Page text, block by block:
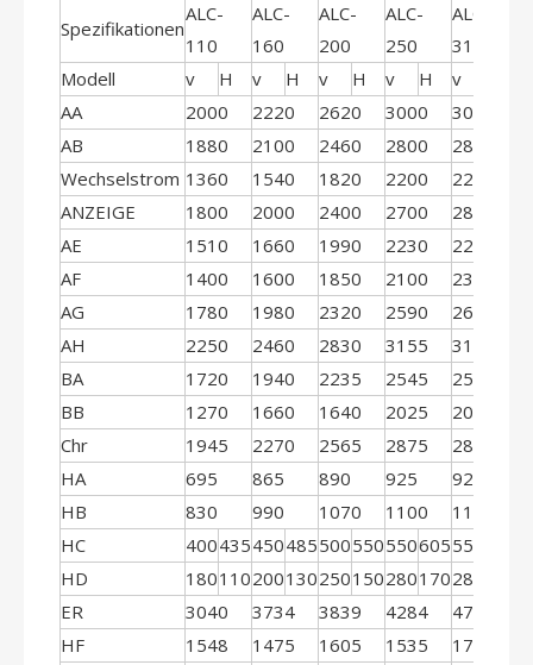
Spezifikationen
ALC-
110
ALC-
160
ALC-
200
ALC-
250
ALC-
315
Modell
v H v H v H v H v
AA
2000 2220 2620 3000
3000
AB
1880 2100 2460 2800
2800
Wechselstrom 1360 1540 1820 2200
2200
ANZEIGE
1800 2000 2400 2700
2800
AE
1510 1660 1990 2230
2215
AF
1400 1600 1850 2100
2300
AG
1780 1980 2320 2590
2615
AH
2250 2460 2830 3155
3155
BA
1720 1940 2235 2545
2555
BB
1270 1660 1640 2025
2025
Chr
1945 2270 2565 2875
2885
HA
695 865 890 925
925
HB
830 990 1070 1100
1100
HC
400435450485500550550605550
HD
180110200130250150280170280
ER
3040 3734 3839 4284
4700
HF
1548 1475 1605 1535
1780